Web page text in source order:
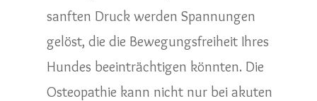
sanften Druck werden Spannungen
gelöst, die die Bewegungsfreiheit Ihres
Hundes beeinträchtigen könnten. Die
Osteopathie kann nicht nur bei akuten